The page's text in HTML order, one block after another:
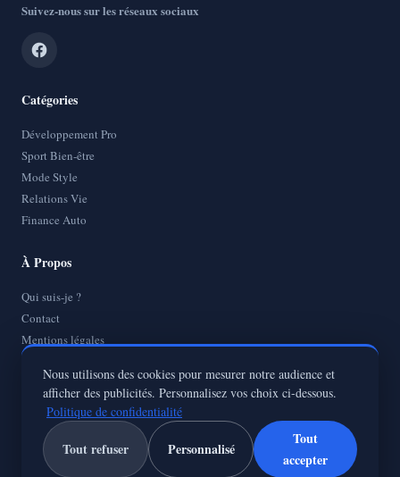
Suivez-nous sur les réseaux sociaux
Catégories
Développement Pro
Sport Bien-être
Mode Style
Relations Vie
Finance Auto
À Propos
Qui suis-je ?
Contact
Mentions légales
Plan de site
© 2026KatBalous
— Tous droits réservés
Nous utilisons des cookies pour mesurer notre audience et
afficher des publicités. Personnalisez vos choix ci-dessous.
Politique de confidentialité
Tout refuser Personnalisé
Tout
accepter